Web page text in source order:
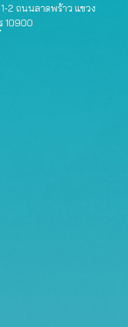
2 ถนนลาดพร้าว แขวง
10900